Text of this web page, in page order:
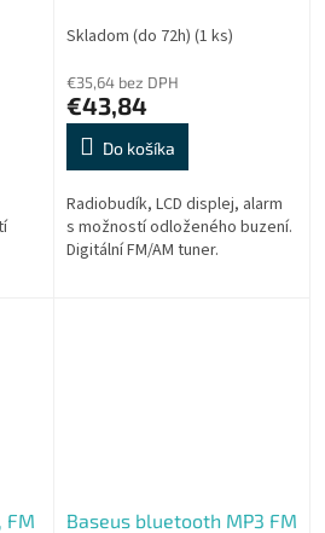
Skladom (do 72h) (1 ks)
€35,64 bez DPH
€43,84
Do košíka
Radiobudík, LCD displej, alarm
s možností odloženého buzení.
Digitální FM/AM tuner.
FM
Baseus bluetooth MP3 FM